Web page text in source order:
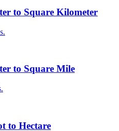
to Square Kilometer
to Square Mile
to Hectare